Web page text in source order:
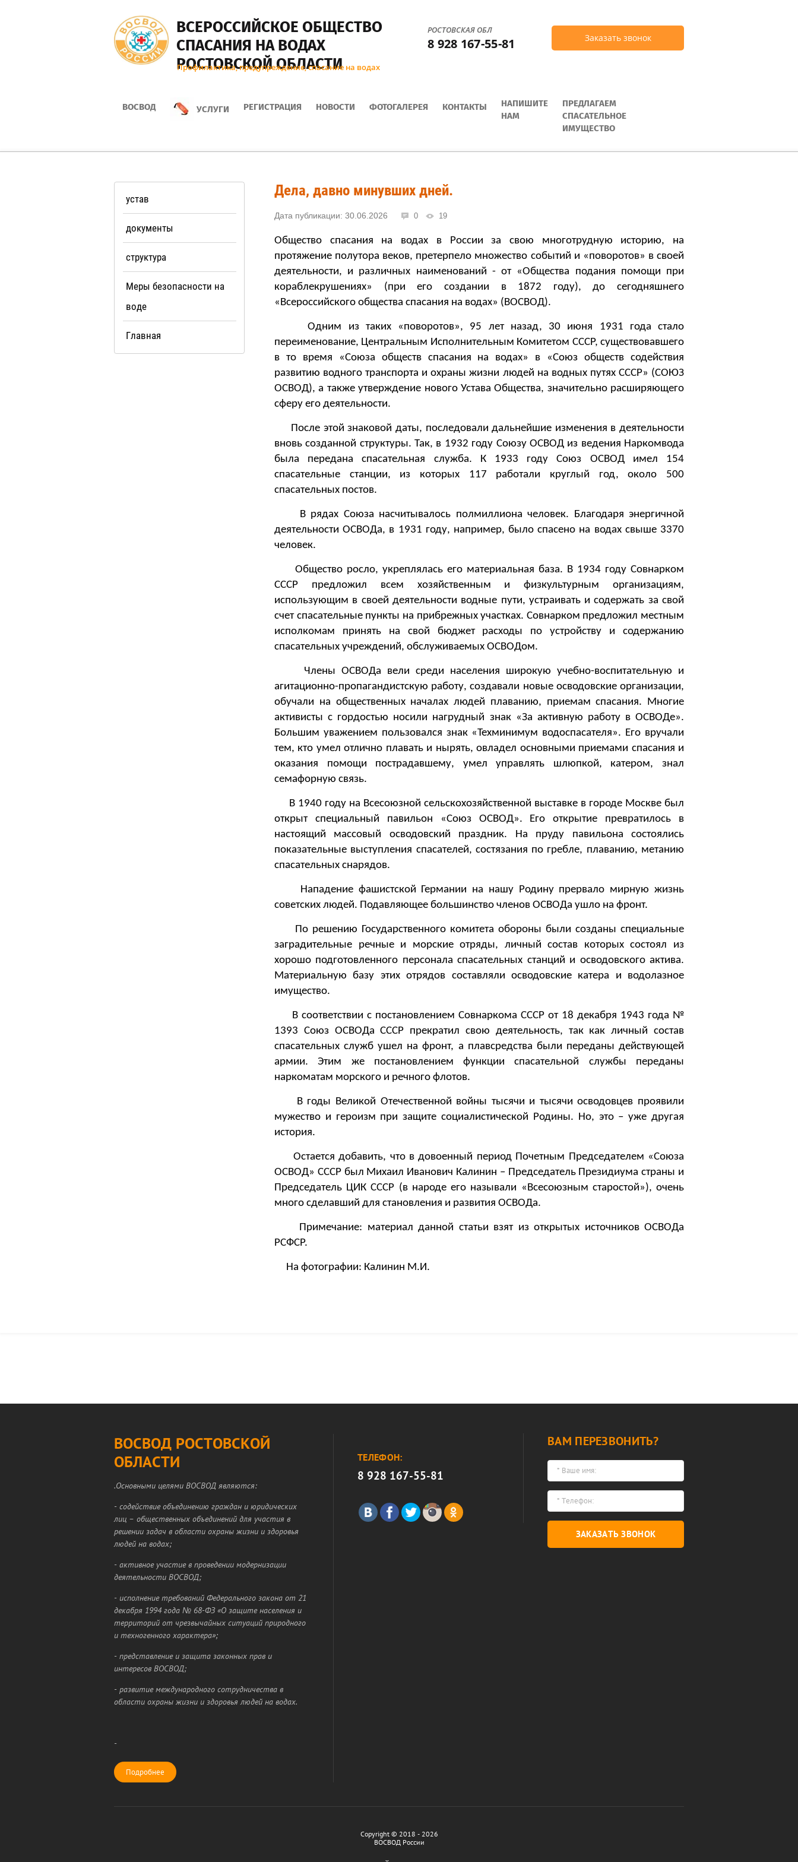
ВСЕРОСCИЙСКОЕ ОБЩЕСТВО
СПАСАНИЯ НА ВОДАХ
РОСТОВСКОЙ ОБЛАСТИ
Профилактика, предупреждение, спасание на водах
Заказать звонок
РОСТОВСКАЯ ОБЛ
8 928 167-55-81
ВОСВОД УСЛУГИ РЕГИСТРАЦИЯ НОВОСТИ ФОТОГАЛЕРЕЯ КОНТАКТЫ
НАПИШИТЕ
НАМ
ПРЕДЛАГАЕМ
СПАСАТЕЛЬНОЕ
ИМУЩЕСТВО
устав
документы
структура
Меры безопасности на
воде
Главная
Дела, давно минувших дней.
Дата публикации: 30.06.2026 0 19
Общество спасания на водах в России за свою многотрудную историю, на
протяжение полутора веков, претерпело множество событий и «поворотов» в своей
деятельности, и различных наименований - от «Общества подания помощи при
кораблекрушениях» (при его создании в 1872 году), до сегодняшнего
«Всероссийского общества спасания на водах» (ВОСВОД).
Одним из таких «поворотов», 95 лет назад, 30 июня 1931 года стало
переименование, Центральным Исполнительным Комитетом СССР, существовавшего
в то время «Союза обществ спасания на водах» в «Союз обществ содействия
развитию водного транспорта и охраны жизни людей на водных путях СССР» (СОЮЗ
ОСВОД), а также утверждение нового Устава Общества, значительно расширяющего
сферу его деятельности.
После этой знаковой даты, последовали дальнейшие изменения в деятельности
вновь созданной структуры. Так, в 1932 году Союзу ОСВОД из ведения Наркомвода
была передана спасательная служба. К 1933 году Союз ОСВОД имел 154
спасательные станции, из которых 117 работали круглый год, около 500
спасательных постов.
В рядах Союза насчитывалось полмиллиона человек. Благодаря энергичной
деятельности ОСВОДа, в 1931 году, например, было спасено на водах свыше 3370
человек.
Общество росло, укреплялась его материальная база. В 1934 году Совнарком
СССР предложил всем хозяйственным и физкультурным организациям,
использующим в своей деятельности водные пути, устраивать и содержать за свой
счет спасательные пункты на прибрежных участках. Совнарком предложил местным
исполкомам принять на свой бюджет расходы по устройству и содержанию
спасательных учреждений, обслуживаемых ОСВОДом.
Члены ОСВОДа вели среди населения широкую учебно-воспитательную и
агитационно-пропагандистскую работу, создавали новые осводовские организации,
обучали на общественных началах людей плаванию, приемам спасания. Многие
активисты с гордостью носили нагрудный знак «За активную работу в ОСВОДе».
Большим уважением пользовался знак «Техминимум водоспасателя». Его вручали
тем, кто умел отлично плавать и нырять, овладел основными приемами спасания и
оказания помощи пострадавшему, умел управлять шлюпкой, катером, знал
семафорную связь.
В 1940 году на Всесоюзной сельскохозяйственной выставке в городе Москве был
открыт специальный павильон «Союз ОСВОД». Его открытие превратилось в
настоящий массовый осводовский праздник. На пруду павильона состоялись
показательные выступления спасателей, состязания по гребле, плаванию, метанию
спасательных снарядов.
Нападение фашистской Германии на нашу Родину прервало мирную жизнь
советских людей. Подавляющее большинство членов ОСВОДа ушло на фронт.
По решению Государственного комитета обороны были созданы специальные
заградительные речные и морские отряды, личный состав которых состоял из
хорошо подготовленного персонала спасательных станций и осводовского актива.
Материальную базу этих отрядов составляли осводовские катера и водолазное
имущество.
В соответствии с постановлением Совнаркома СССР от 18 декабря 1943 года №
1393 Союз ОСВОДа СССР прекратил свою деятельность, так как личный состав
спасательных служб ушел на фронт, а плавсредства были переданы действующей
армии. Этим же постановлением функции спасательной службы переданы
наркоматам морского и речного флотов.
В годы Великой Отечественной войны тысячи и тысячи осводовцев проявили
мужество и героизм при защите социалистической Родины. Но, это – уже другая
история.
Остается добавить, что в довоенный период Почетным Председателем «Союза
ОСВОД» СССР был Михаил Иванович Калинин – Председатель Президиума страны и
Председатель ЦИК СССР (в народе его называли «Всесоюзным старостой»), очень
много сделавший для становления и развития ОСВОДа.
Примечание: материал данной статьи взят из открытых источников ОСВОДа
РСФСР.
На фотографии: Калинин М.И.
ВОСВОД РОСТОВСКОЙ
ОБЛАСТИ
.Основными целями ВОСВОД являются:
- содействие объединению граждан и юридических
лиц – общественных объединений для участия в
решении задач в области охраны жизни и здоровья
людей на водах;
- активное участие в проведении модернизации
деятельности ВОСВОД;
- исполнение требований Федерального закона от 21
декабря 1994 года № 68-ФЗ «О защите населения и
территорий от чрезвычайных ситуаций природного
и техногенного характера»;
- представление и защита законных прав и
интересов ВОСВОД;
- развитие международного сотрудничества в
области охраны жизни и здоровья людей на водах.
-
Подробнее
ТЕЛЕФОН:
8 928 167-55-81
ВАМ ПЕРЕЗВОНИТЬ?
ЗАКАЗАТЬ ЗВОНОК
Copyright © 2018 - 2026
ВОСВОД России